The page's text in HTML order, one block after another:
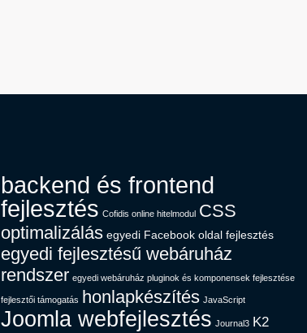
backend és frontend
fejlesztés Cofidis online hitelmodul CSS
optimalizálás egyedi Facebook oldal fejlesztés
egyedi fejlesztésű webáruház
rendszer egyedi webáruház pluginok és komponensek fejlesztése
fejlesztői támogatás honlapkészítés JavaScript
Joomla webfejlesztés Journal3
K2